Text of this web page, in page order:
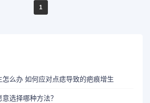
1
怎么办 如何应对点痣导致的疤痕增生
选择哪种方法？